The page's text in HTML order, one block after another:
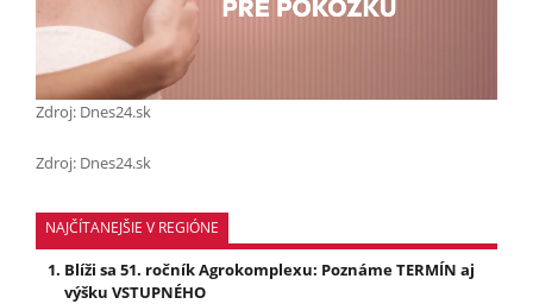
Zdroj: Dnes24.sk
Zdroj: Dnes24.sk
NAJČÍTANEJŠIE V REGIÓNE
Blíži sa 51. ročník Agrokomplexu: Poznáme TERMÍN aj
výšku VSTUPNÉHO